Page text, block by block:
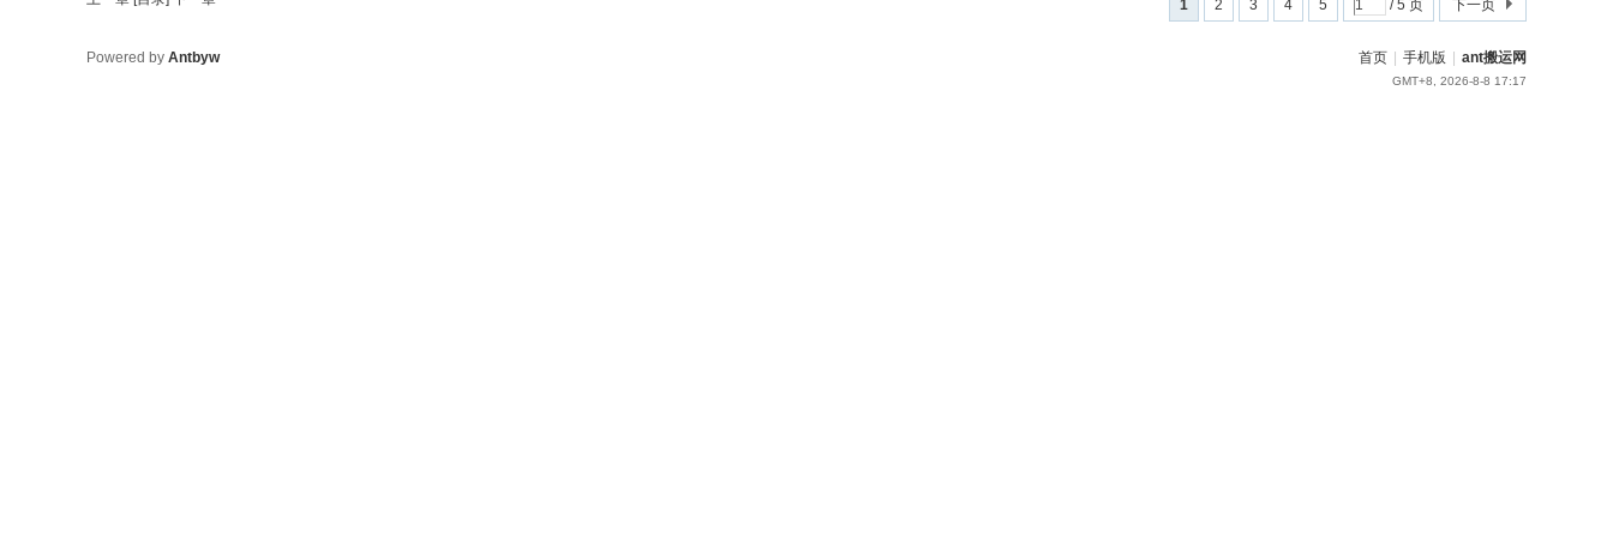
1 2 3 4 5 / 5 页 下一页
首页 手机版 ant搬运网
GMT+8, 2026-8-8 17:17
Powered by Antbyw